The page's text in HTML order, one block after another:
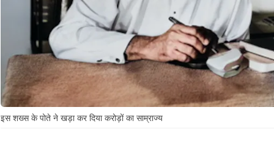
इस शख्स के पोते ने खड़ा कर दिया करोड़ों का साम्राज्य